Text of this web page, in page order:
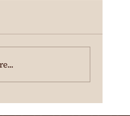
dès 19h00